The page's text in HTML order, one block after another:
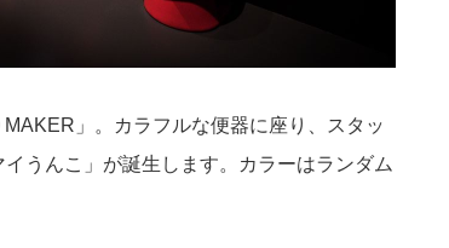
」。カラフルな便器に座り、スタッ
うんこ」が誕生します。カラーはランダム